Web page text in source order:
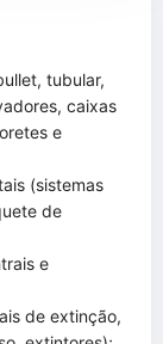
tubular,
caixas
e
(sistemas
de
e
de extinção,